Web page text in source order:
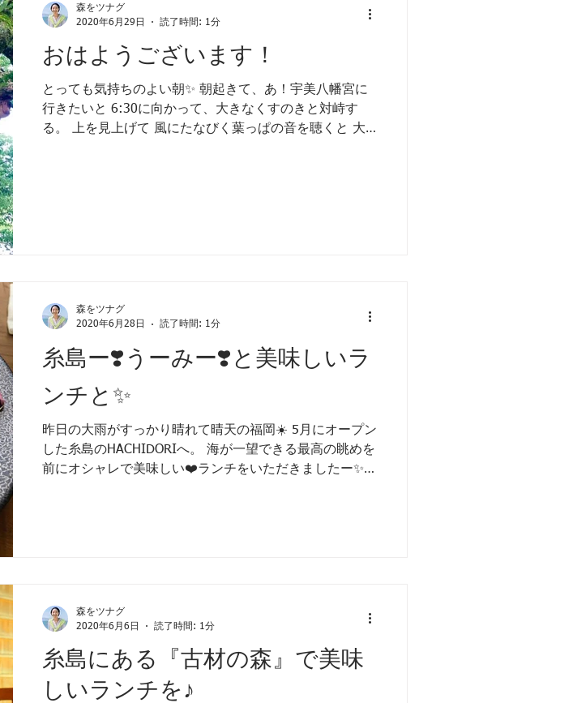
おはようございます！
とっても気持ちのよい朝✨ 朝起きて、あ！宇美八幡宮に
行きたいと 6:30に向かって、大きなくすのきと対峙す
る。 上を見上げて 風にたなびく葉っぱの音を聴くと 大
森をツナグ
2020年6月29日
読了時間: 1分
糸島ー❣️うーみー❣️と美味しいラ
ンチと✨
昨日の大雨がすっかり晴れて晴天の福岡☀️ 5月にオープン
した糸島のHACHIDORIへ。 海が一望できる最高の眺めを
前にオシャレで美味しい❤️ランチをいただきましたー✨
森をツナグ
2020年6月28日
読了時間: 1分
糸島にある『古材の森』で美味
しいランチを♪
森をツナグ
2020年6月6日
読了時間: 1分